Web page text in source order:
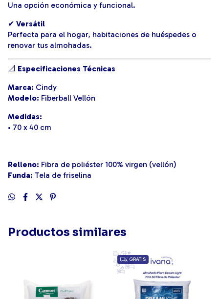
Una opción económica y funcional.
✔ Versátil
Perfecta para el hogar, habitaciones de huéspedes o
renovar tus almohadas.
📐 Especificaciones Técnicas
Marca: Cindy
Modelo: Fiberball Vellón
Medidas:
• 70 x 40 cm
Relleno: Fibra de poliéster 100% virgen (vellón)
Funda: Tela de friselina
Productos similares
GRATIS